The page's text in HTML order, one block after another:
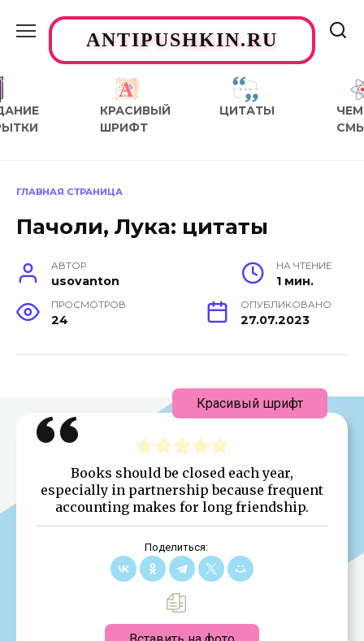
содержаниюANTIPUSHKIN.RU
КРАСИВЫЙ
ШРИФТ
ЦИТАТЫ
ЧЕМ
ГЛАВНАЯ СТРАНИЦА
Пачоли, Лука: цитаты
АВТОР
usovanton
НА ЧТЕНИЕ
1 мин.
ПРОСМОТРОВ
24
ОПУБЛИКОВАНО
27.07.2023
Books should be closed each year,
especially in partnership because frequent
accounting makes for long friendship.
Поделиться:
Красивый шрифт